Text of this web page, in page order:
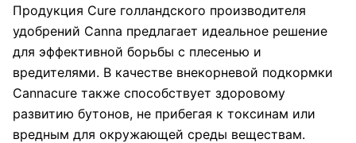
Продукция Cure голландского производителя
удобрений Canna предлагает идеальное решение
для эффективной борьбы с плесенью и
вредителями. В качестве внекорневой подкормки
Cannacure также способствует здоровому
развитию бутонов, не прибегая к токсинам или
вредным для окружающей среды веществам.